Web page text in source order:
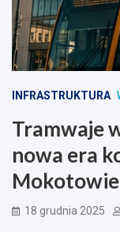
INFRASTRUKTURA
Tramwaje
nowa era
18 grudnia 2025